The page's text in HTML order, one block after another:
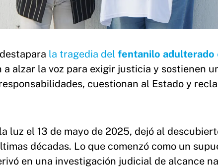
la tragedia del fentanilo adulterado
a alzar la voz para exigir justicia y sostienen
cuestionan al Estado y
luz el 13 de mayo de 2025, dejó al
décadas. Lo que comenzó como un
en una investigación judicial de alcance